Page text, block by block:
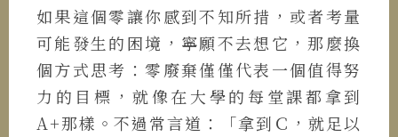
如果這個零讓你感到不知所措，或者考量
可能發生的困境，寧願不去想它，那麼換
個方式思考：零廢棄僅僅代表一個值得努
力的目標，就像在大學的每堂課都拿到
A+那樣。不過常言道：「拿到Ｃ，就足以